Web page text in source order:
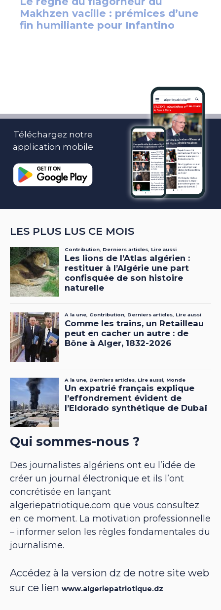
Téléchargez notre
application mobile
LES PLUS LUS CE MOIS
Qui sommes-nous ?
Des journalistes algériens ont eu l’idée de
créer un journal électronique et ils l’ont
concrétisée en lançant
algeriepatriotique.com que vous consultez
en ce moment. La motivation professionnelle
– informer selon les règles fondamentales du
journalisme.
Accédez à la version dz de notre site web
sur ce lien www.algeriepatriotique.dz